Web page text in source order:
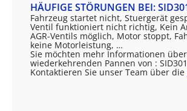
HÄUFIGE STÖRUNGEN BEI:
Fahrzeug startet nicht, Stuergerät
Ventil funktioniert nicht richtig, Kein
AGR-Ventils möglich, Motor stoppt,
keine Motorleistung, …
Sie möchten mehr Informationen
wiederkehrenden Pannen von :
Kontaktieren Sie unser Team über die